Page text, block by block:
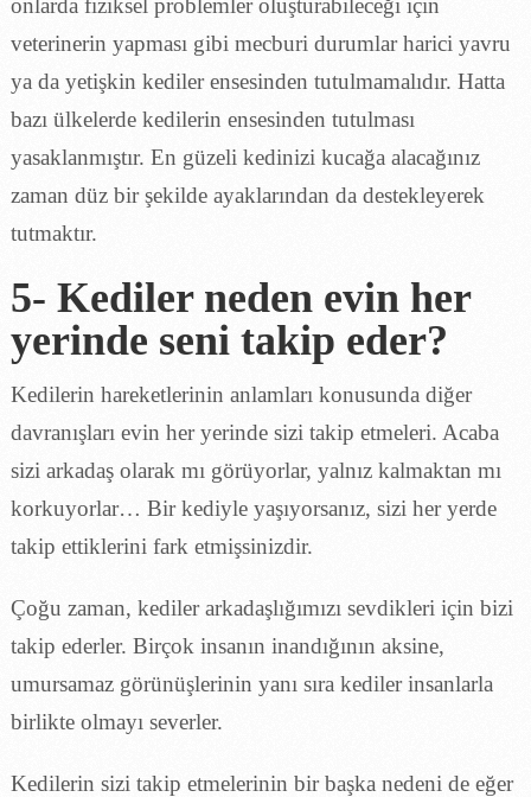
onlarda fiziksel problemler oluşturabileceği için
veterinerin yapması gibi mecburi durumlar harici yavru
ya da yetişkin kediler ensesinden tutulmamalıdır. Hatta
bazı ülkelerde kedilerin ensesinden tutulması
yasaklanmıştır. En güzeli kedinizi kucağa alacağınız
zaman düz bir şekilde ayaklarından da destekleyerek
tutmaktır.
5- Kediler neden evin her
yerinde seni takip eder?
Kedilerin hareketlerinin anlamları konusunda diğer
davranışları evin her yerinde sizi takip etmeleri. Acaba
sizi arkadaş olarak mı görüyorlar, yalnız kalmaktan mı
korkuyorlar… Bir kediyle yaşıyorsanız, sizi her yerde
takip ettiklerini fark etmişsinizdir.
Çoğu zaman, kediler arkadaşlığımızı sevdikleri için bizi
takip ederler. Birçok insanın inandığının aksine,
umursamaz görünüşlerinin yanı sıra kediler insanlarla
birlikte olmayı severler.
Kedilerin sizi takip etmelerinin bir başka nedeni de eğer